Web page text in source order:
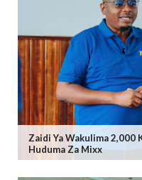
Zaidi Ya Wakulima 2,000
Huduma Za Mixx